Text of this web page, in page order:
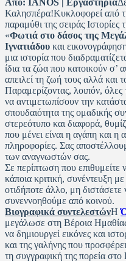
Καλησπέρα!Κυκλοφορεί από
παραμύθι της σειράς
«Φωτιά στο δάσος της
Ιγνατιάδου και
μια ιστορία που
ίδια τα ζώα που κατοικούν
απειλεί τη ζωή τους αλλά και
Παραμερίζοντας, λοιπόν, όλες
να αντιμετωπίσουν την
σπουδαιότητα της ομαδικής
στερεότυπο και διαφορά,
που μένει είναι η αγάπη και η
πληροφορίες. Σας
των αναγνωστών σας.
Σε περίπτωση που επιθυμείτε
κάποια κριτική, συνέντευξη
οτιδήποτε άλλο, μη διστάσετε
συνεννοηθούμε από κοινού.
Βιογραφικά συντελεστώνΗ
μεγάλωσε στη Βέροια
να δημιουργεί εικόνες και
και της γαλήνης που
τη συγγραφική της πορεία